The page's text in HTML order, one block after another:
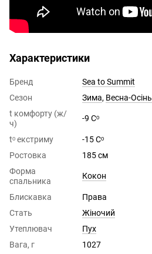
Характеристики
Бренд
Sea to Summit
Сезон
Зима, Весна-Осінь
t комфорту (ж/
ч)
-9 Сᵒ
tᵒ екстриму
-15 Сᵒ
Ростовка
185 см
Форма
спальника
Кокон
Блискавка
Права
Стать
Жіночий
Утеплювач
Пух
Вага, г
1027